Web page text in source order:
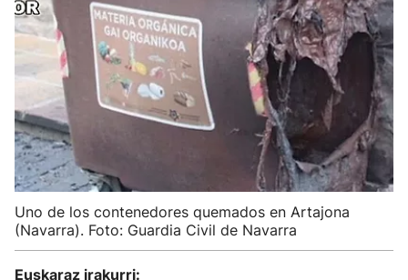
Uno de los contenedores quemados en Artajona
(Navarra). Foto: Guardia Civil de Navarra
Euskaraz irakurri: